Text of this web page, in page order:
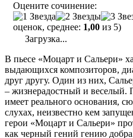
Оцените сочинение:
оценок, среднее: 1,00 из 5)
Загрузка...
В пьесе «Моцарт и Сальери»
выдающихся композиторов,
друг другу. Один из них,
– жизнерадостный и
имеет реального основания,
слухах, неизвестно кем
герои «Моцарт и Сальери»
как черный гений гению